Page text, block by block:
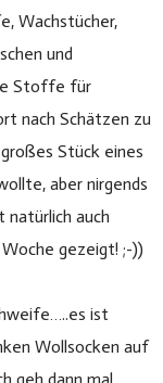
Wachstücher,
und
Stoffe für
nach Schätzen zu
Stück eines
aber nirgends
natürlich auch
gezeigt! ;-))
ist
Wollsocken auf